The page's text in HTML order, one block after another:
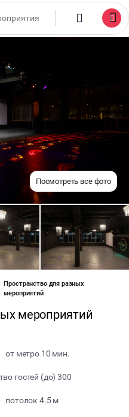
Посмотреть все фото
Пространство для разных
мероприятий
мероприятий
от метро 10 мин.
гостей (до) 300
потолок 4.5 м